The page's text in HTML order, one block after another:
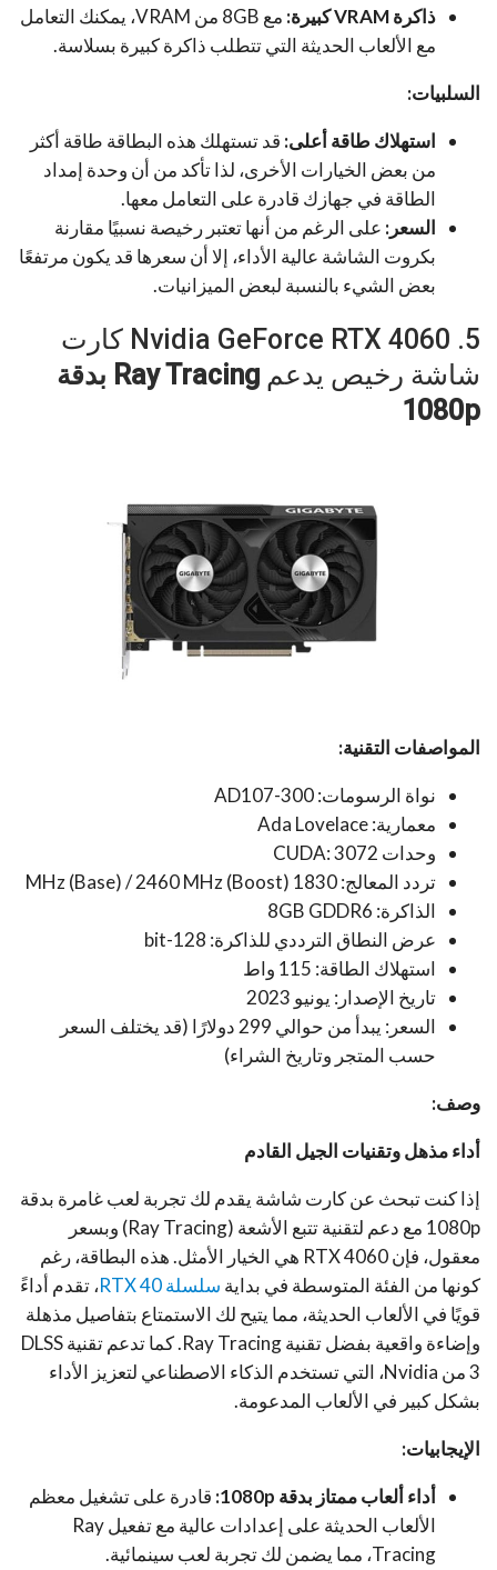
ذاكرة VRAM كبيرة:
مع 8GB من VRAM، يمكنك التعامل
مع الألعاب الحديثة التي تتطلب ذاكرة كبيرة بسلاسة.
السلبيات:
استهلاك طاقة أعلى: قد تستهلك هذه البطاقة طاقة أكثر
من بعض الخيارات الأخرى، لذا تأكد من أن وحدة إمداد
الطاقة في جهازك قادرة على التعامل معها.
السعر: على الرغم من أنها تعتبر رخيصة نسبيًا مقارنة
بكروت الشاشة عالية الأداء، إلا أن سعرها قد يكون مرتفعًا
بعض الشيء بالنسبة لبعض الميزانيات.
5. Nvidia GeForce RTX 4060 كارت
شاشة رخيص يدعم
Ray Tracing بدقة
1080p
المواصفات التقنية:
نواة الرسومات: AD107-300
معمارية: Ada Lovelace
وحدات CUDA: 3072
تردد المعالج: 1830 MHz (Base) / 2460 MHz (Boost)
الذاكرة: 8GB GDDR6
عرض النطاق الترددي للذاكرة: 128-bit
استهلاك الطاقة: 115 واط
تاريخ الإصدار: يونيو 2023
السعر: يبدأ من حوالي 299 دولارًا (قد يختلف السعر
حسب المتجر وتاريخ الشراء)
وصف:
أداء مذهل وتقنيات الجيل القادم
إذا كنت تبحث عن كارت شاشة يقدم لك تجربة لعب غامرة بدقة
1080p مع دعم لتقنية تتبع الأشعة (Ray Tracing) وبسعر
معقول، فإن RTX 4060 هي الخيار الأمثل. هذه البطاقة، رغم
كونها من الفئة المتوسطة في بداية سلسلة RTX 40
، تقدم أداءً
قويًا في الألعاب الحديثة، مما يتيح لك الاستمتاع بتفاصيل مذهلة
وإضاءة واقعية بفضل تقنية Ray Tracing. كما تدعم تقنية DLSS
3 من Nvidia، التي تستخدم الذكاء الاصطناعي لتعزيز الأداء
بشكل كبير في الألعاب المدعومة.
الإيجابيات:
أداء ألعاب ممتاز بدقة 1080p:
قادرة على تشغيل معظم
الألعاب الحديثة على إعدادات عالية مع تفعيل Ray
Tracing، مما يضمن لك تجربة لعب سينمائية.